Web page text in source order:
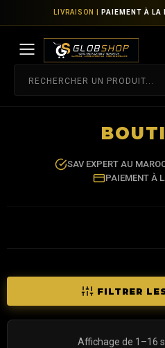
LIVRAISON | PAIEMENT À
SAV EXPERT AU
PAIEMENT À
FILTRER
Affichage de 1–16